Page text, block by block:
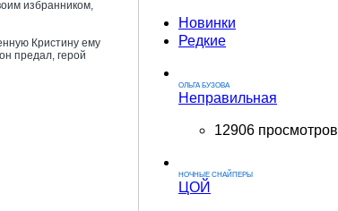
Новинки
Редкие
ОЛЬГА БУЗОВА
Неправильная
12906 просмотров
НОЧНЫЕ СНАЙПЕРЫ
ЦОЙ
избранником,
Кристину ему
предал, герой